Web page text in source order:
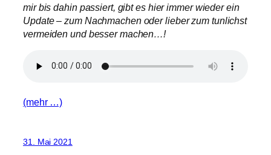
mir bis dahin passiert, gibt es hier immer wieder ein
Update – zum Nachmachen oder lieber zum tunlichst
vermeiden und besser machen…!
(mehr …)
31. Mai 2021